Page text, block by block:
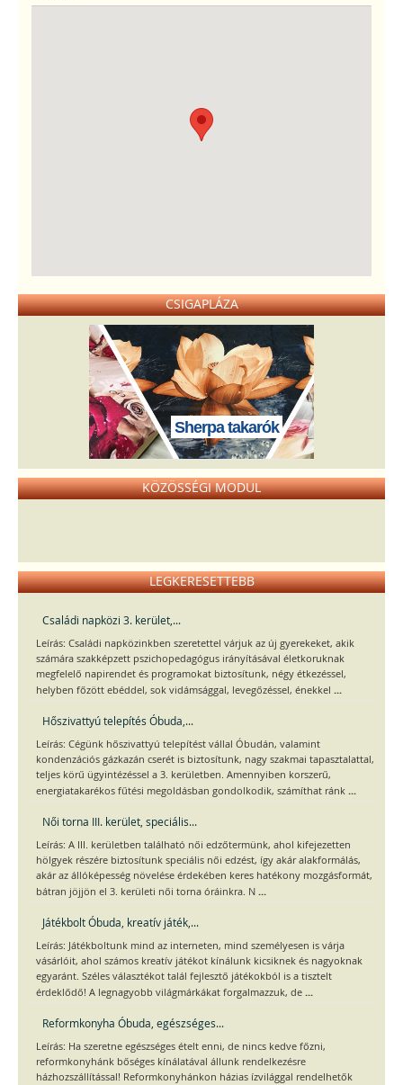
CSIGAPLÁZA
Sherpa takarók
KÖZÖSSÉGI MODUL
LEGKERESETTEBB
Családi napközi 3. kerület,...
Leírás: Családi napközinkben szeretettel várjuk az új gyerekeket, akik
számára szakképzett pszichopedagógus irányításával életkoruknak
megfelelő napirendet és programokat biztosítunk, négy étkezéssel,
helyben főzött ebéddel, sok vidámsággal, levegőzéssel, énekkel ...
Hőszivattyú telepítés Óbuda,...
Leírás: Cégünk hőszivattyú telepítést vállal Óbudán, valamint
kondenzációs gázkazán cserét is biztosítunk, nagy szakmai tapasztalattal,
teljes körű ügyintézéssel a 3. kerületben. Amennyiben korszerű,
energiatakarékos fűtési megoldásban gondolkodik, számíthat ránk ...
Női torna III. kerület, speciális...
Leírás: A III. kerületben található női edzőtermünk, ahol kifejezetten
hölgyek részére biztosítunk speciális női edzést, így akár alakformálás,
akár az állóképesség növelése érdekében keres hatékony mozgásformát,
bátran jöjjön el 3. kerületi női torna óráinkra. N ...
Játékbolt Óbuda, kreatív játék,...
Leírás: Játékboltunk mind az interneten, mind személyesen is várja
vásárlóit, ahol számos kreatív játékot kínálunk kicsiknek és nagyoknak
egyaránt. Széles választékot talál fejlesztő játékokból is a tisztelt
érdeklődő! A legnagyobb világmárkákat forgalmazzuk, de ...
Reformkonyha Óbuda, egészséges...
Leírás: Ha szeretne egészséges ételt enni, de nincs kedve főzni,
reformkonyhánk bőséges kínálatával állunk rendelkezésre
házhozszállítással! Reformkonyhánkon házias ízvilággal rendelhetők